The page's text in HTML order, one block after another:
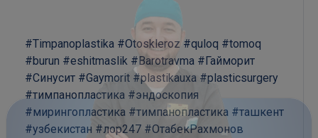
#Timpanoplastika #Otoskleroz #quloq #tomoq
#burun #eshitmaslik #Barotravma #Гайморит
#Синусит #Gaymorit #plastikauxa #plasticsurgery
#тимпанопластика #эндоскопия
#мирингопластика #тимпанопластика #ташкент
#узбекистан #лор247 #ОтабекРахмонов